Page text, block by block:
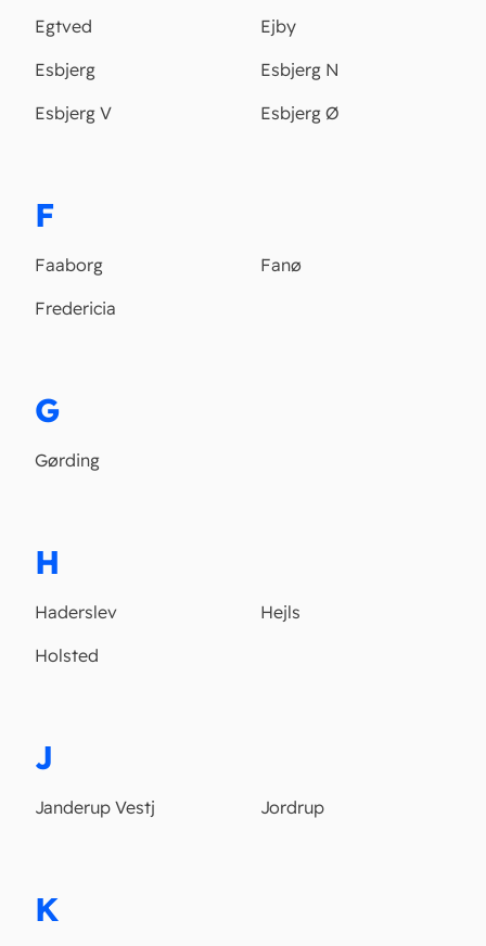
Egtved
Ejby
Esbjerg
Esbjerg N
Esbjerg V
Esbjerg Ø
F
Faaborg
Fanø
Fredericia
G
Gørding
H
Haderslev
Hejls
Holsted
J
Janderup Vestj Jordrup
K